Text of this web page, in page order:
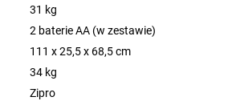
31 kg
2 baterie AA (w zestawie)
111 x 25,5 x 68,5 cm
34 kg
Zipro